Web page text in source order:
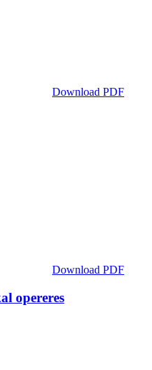
Download PDF
Download PDF
opereres